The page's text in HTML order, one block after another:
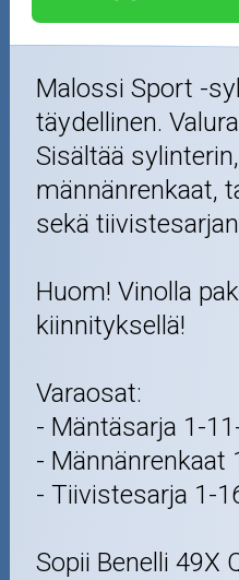
Malossi Sport -
täydellinen.
Sisältää
männänrenkaat,
sekä
Huom! Vinolla
kiinnityksellä!
Varaosat:
- Mäntäsarja 1-
- Männänrenkaat
- Tiivistesarja 1-
Sopii Benelli 49X